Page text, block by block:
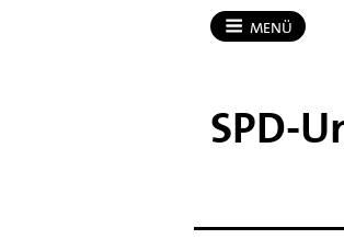
MENÜ
SPD-​